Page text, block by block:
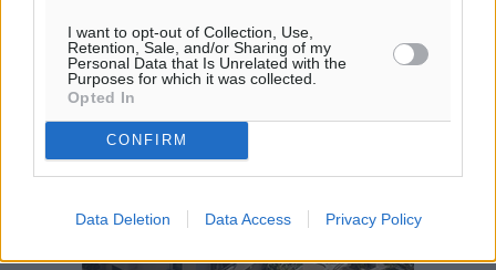
I want to opt-out of Collection, Use,
Retention, Sale, and/or Sharing of my
Personal Data that Is Unrelated with the
Purposes for which it was collected.
Opted In
CONFIRM
Data Deletion Data Access Privacy Policy